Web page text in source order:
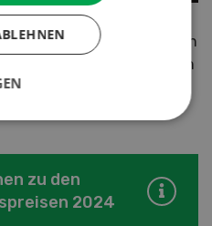
bedankte sich auch
Akteurinnen und Akteuren
Einsatz unter schwierigen
zu den
2024